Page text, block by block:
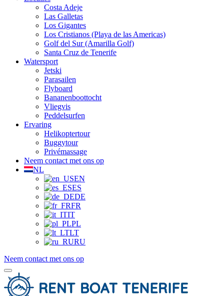
Costa Adeje
Las Galletas
Los Gigantes
Los Cristianos (Playa de las Americas)
Golf del Sur (Amarilla Golf)
Santa Cruz de Tenerife
Watersport
Jetski
Parasailen
Flyboard
Bananenboottocht
Vliegvis
Peddelsurfen
Ervaring
Helikoptertour
Buggytour
Privémassage
Neem contact met ons op
NL
EN
ES
DE
FR
IT
PL
LT
RU
Neem contact met ons op